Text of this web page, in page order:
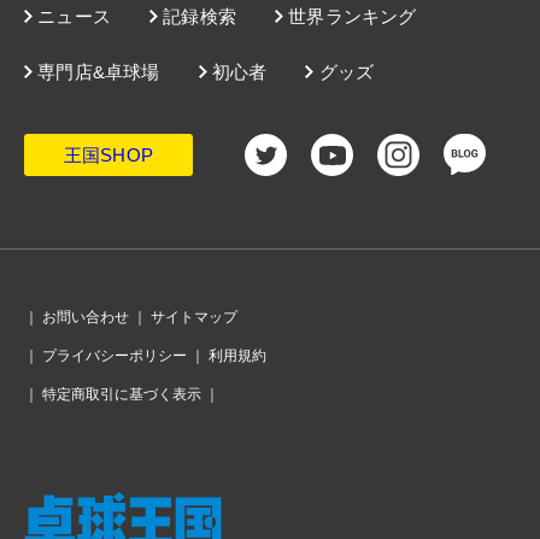
ニュース 記録検索 世界ランキング
グッズ
専門店&卓球場 初心者
王国SHOP
｜ お問い合わせ ｜ サイトマップ
｜ プライバシーポリシー ｜ 利用規約
｜ 特定商取引に基づく表示 ｜